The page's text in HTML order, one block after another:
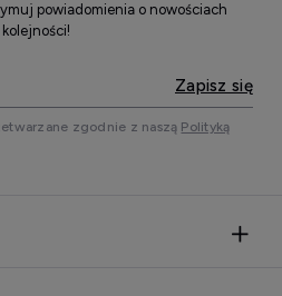
powiadomienia o nowościach
Zapisz się
zgodnie z naszą Polityką